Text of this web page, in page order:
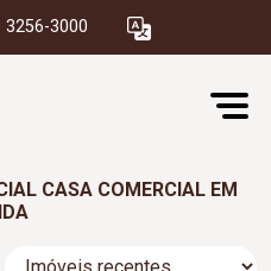
3256-3000
CASA COMERCIAL EM